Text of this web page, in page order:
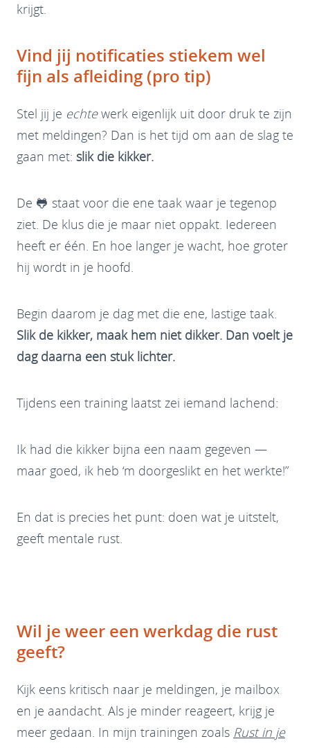
krijgt.
Vind jij notificaties stiekem wel
fijn als afleiding (pro tip)
Stel jij je echtewerk eigenlijk uit door druk te zijn
met meldingen? Dan is het tijd om aan de slag te
gaan met: slik die kikker.
De 🐸 staat voor die ene taak waar je tegenop
ziet. De klus die je maar niet oppakt. Iedereen
heeft er één. En hoe langer je wacht, hoe groter
hij wordt in je hoofd.
Begin daarom je dag met die ene, lastige taak.
Slik de kikker, maak hem niet dikker. Dan voelt je
dag daarna een stuk lichter.
Tijdens een training laatst zei iemand lachend:
Ik had die kikker bijna een naam gegeven —
maar goed, ik heb ‘m doorgeslikt en het werkte!”
En dat is precies het punt: doen wat je uitstelt,
geeft mentale rust.
Wil je weer een werkdag die rust
geeft?
Kijk eens kritisch naar je meldingen, je mailbox
en je aandacht. Als je minder reageert, krijg je
meer gedaan. In mijn trainingen zoals Rust in je